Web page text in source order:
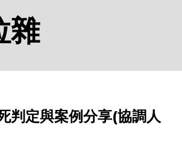
雜
判定與案例分享(協調人